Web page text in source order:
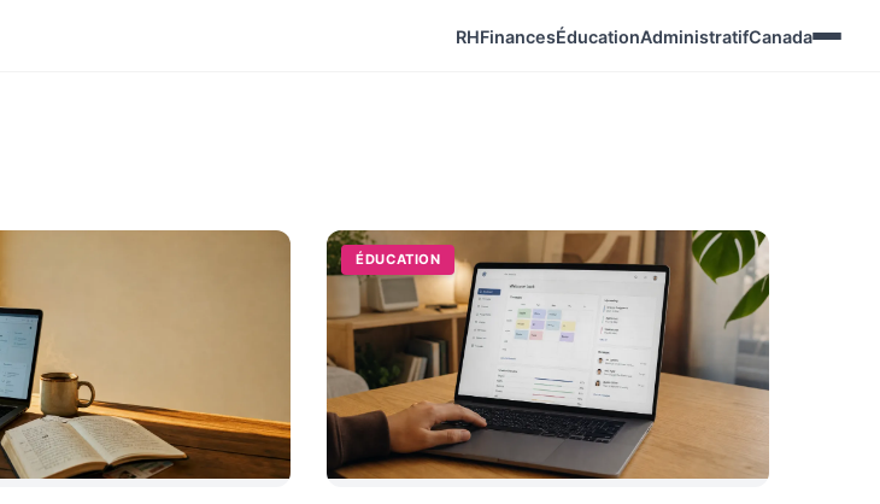
RHFinancesÉducationAdministratifCanada
ÉDUCATION